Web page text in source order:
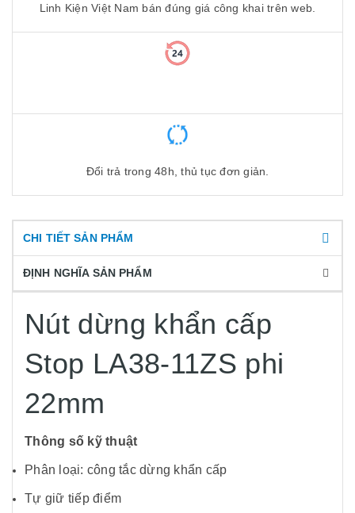
Linh Kiện Việt Nam bán đúng giá công khai trên web.
Đổi trả trong 48h, thủ tục đơn giản.
CHI TIẾT SẢN PHẨM
ĐỊNH NGHĨA SẢN PHẨM
Nút dừng khẩn cấp
Stop LA38-11ZS phi
22mm
Thông số kỹ thuật
Phân loại: công tắc dừng khẩn cấp
Tự giữ tiếp điểm